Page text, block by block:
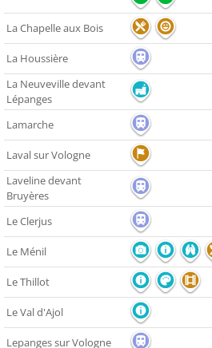
La Chapelle aux Bois
La Houssière
La Neuveville devant
Lépanges
Lamarche
Laval sur Vologne
Laveline devant
Bruyères
Le Clerjus
Le Ménil
Le Thillot
Le Val d'Ajol
Lepanges sur Vologne